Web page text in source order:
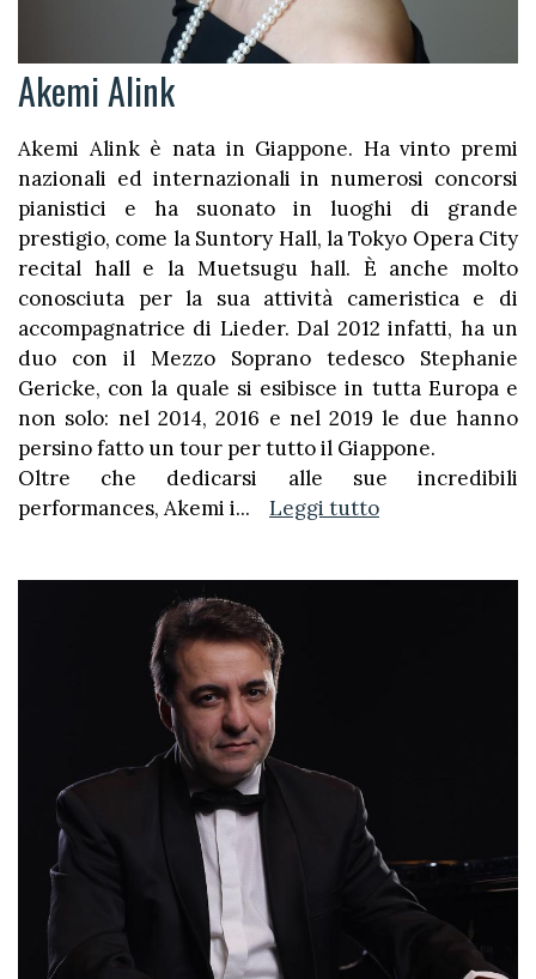
Akemi Alink
Akemi Alink è nata in Giappone. Ha vinto premi
nazionali ed internazionali in numerosi concorsi
pianistici e ha suonato in luoghi di grande
prestigio, come la Suntory Hall, la Tokyo Opera City
recital hall e la Muetsugu hall. È anche molto
conosciuta per la sua attività cameristica e di
accompagnatrice di Lieder. Dal 2012 infatti, ha un
duo con il Mezzo Soprano tedesco Stephanie
Gericke, con la quale si esibisce in tutta Europa e
non solo: nel 2014, 2016 e nel 2019 le due hanno
persino fatto un tour per tutto il Giappone.
Oltre che dedicarsi alle sue incredibili
performances, Akemi i... Leggi tutto